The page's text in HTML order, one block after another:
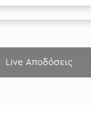
Live Αποδόσεις